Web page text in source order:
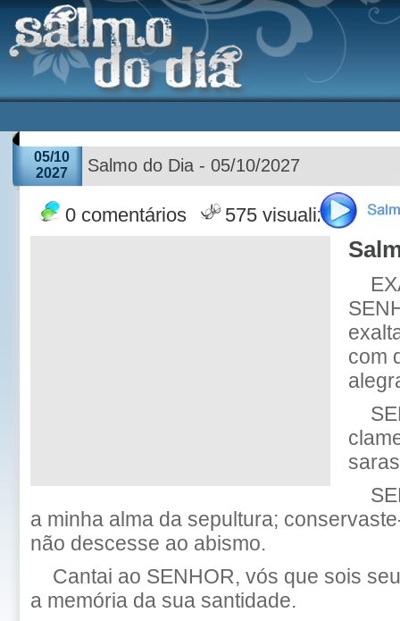
05/10
2027
Salmo do Dia - 05/10/2027
0 comentários 575 visualizações
com
a minha alma da sepultura;
não descesse ao abismo.
Cantai ao SENHOR, vós que sois
a memória da sua santidade.